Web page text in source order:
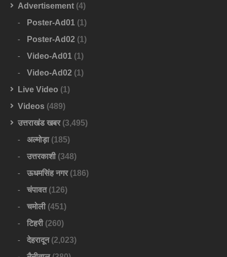
Advertisement (4)
Poster-Ad01 (1)
Poster-Ad02 (1)
Video-Ad01 (1)
Video-Ad02 (1)
Live Video (1)
Videos (489)
उत्तराखंड खबर(3,495)
अल्मोड़ा(185)
उत्तरकाशी(348)
ऊधमसिंह नगर(186)
चंपावत(126)
चमोली(451)
टिहरी(260)
देहरादून(2,023)